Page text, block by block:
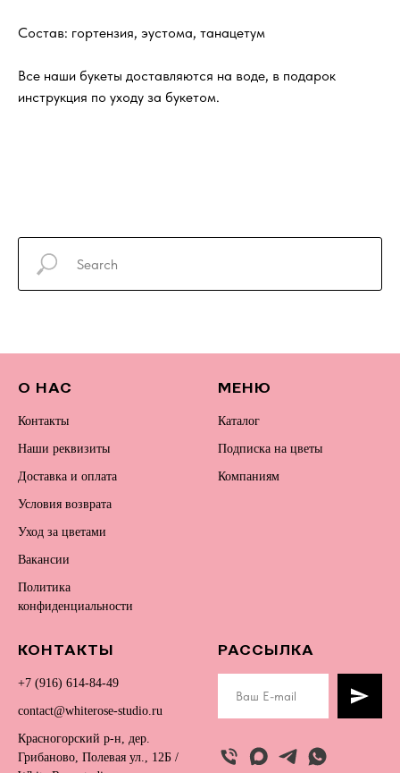
Состав: гортензия, эустома, танацетум
Все наши букеты доставляются на воде, в подарок
инструкция по уходу за букетом.
О НАС
Контакты
Наши реквизиты
Доставка и оплата
Условия возврата
Уход за цветами
Вакансии
Политика
конфиденциальности
МЕНЮ
Каталог
Подписка на цветы
Компаниям
КОНТАКТЫ
+7 (916) 614-84-49
contact@whiterose-studio.ru
Красногорский р-н, дер.
Грибаново, Полевая ул., 12Б /
РАССЫЛКА